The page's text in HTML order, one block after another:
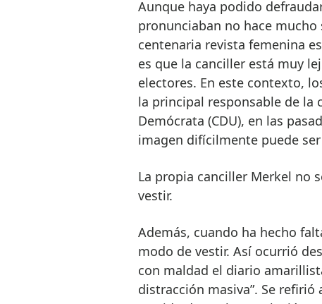
Aunque haya podido
pronunciaban no hace
centenaria revista femenina
es que la canciller está muy
electores. En este contexto,
la principal responsable de la
Demócrata (CDU), en las
imagen difícilmente puede
La propia canciller Merkel no
vestir.
Además, cuando ha hecho
modo de vestir. Así ocurrió
con maldad el diario
distracción masiva”. Se